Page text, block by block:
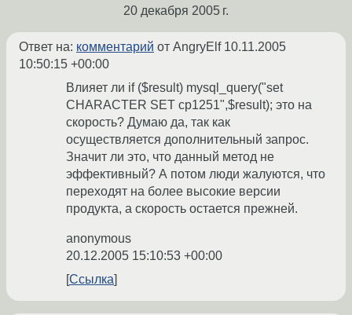
20 декабря 2005 г.
Ответ на: комментарий от AngryElf 10.11.2005
10:50:15 +00:00
Влияет ли if ($result) mysql_query("set
CHARACTER SET cp1251",$result); это на
скорость? Думаю да, так как
осуществляется дополнительный запрос.
Значит ли это, что данный метод не
эффективный? А потом люди жалуются, что
переходят на более высокие версии
продукта, а скорость остается прежней.
anonymous
20.12.2005 15:10:53 +00:00
Ссылка